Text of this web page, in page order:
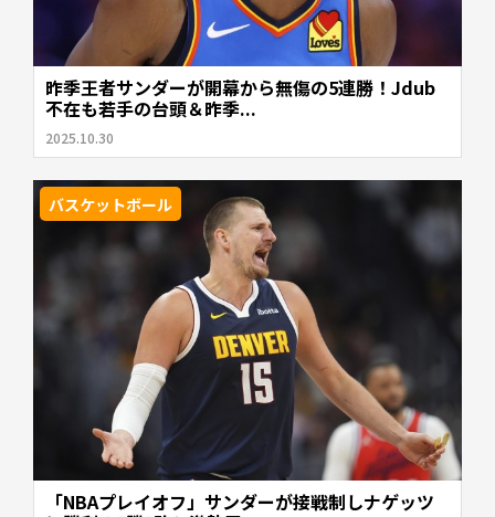
昨季王者サンダーが開幕から無傷の5連勝！Jdub
不在も若手の台頭＆昨季...
2025.10.30
バスケットボール
「NBAプレイオフ」サンダーが接戦制しナゲッツ